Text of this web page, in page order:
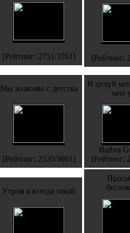
[Рейтинг: 2751/3761] [Рейтинг:
Мы знакомы с детства
[Рейтинг: 2520/3601]
И целуй
мне
Barbra
[Рейтинг:
Утром я всегда такой